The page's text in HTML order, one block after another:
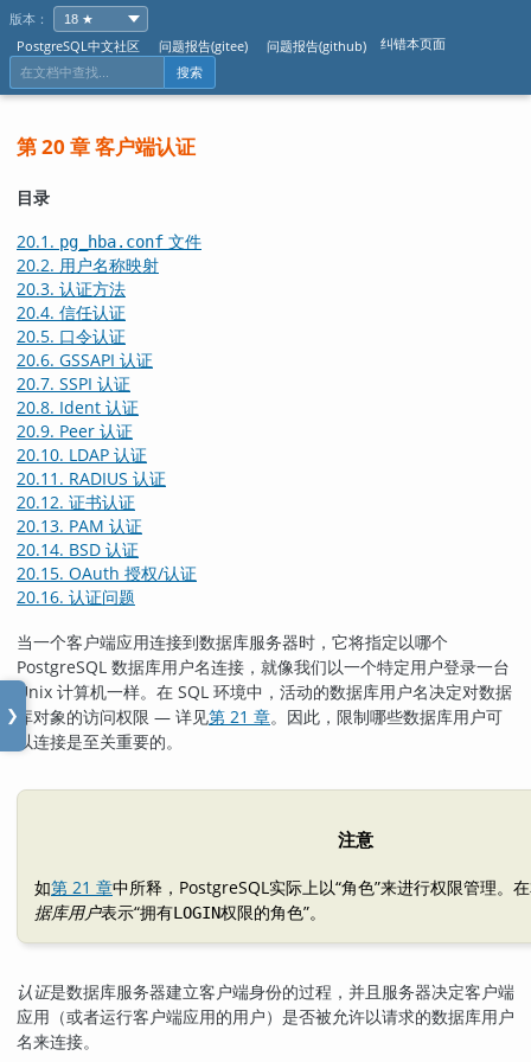
版本：
PostgreSQL中文社区
问题报告(gitee) 问题报告(github) 纠错本页面
搜索
❯
第 20 章 客户端认证
目录
20.1. pg_hba.conf 文件
20.2. 用户名称映射
20.3. 认证方法
20.4. 信任认证
20.5. 口令认证
20.6. GSSAPI 认证
20.7. SSPI 认证
20.8. Ident 认证
20.9. Peer 认证
20.10. LDAP 认证
20.11. RADIUS 认证
20.12. 证书认证
20.13. PAM 认证
20.14. BSD 认证
20.15. OAuth 授权/认证
20.16. 认证问题
当一个客户端应用连接到数据库服务器时，它将指定以哪个
PostgreSQL 数据库用户名连接，就像我们以一个特定用户登录一台
Unix 计算机一样。在 SQL 环境中，活动的数据库用户名决定对数据
库对象的访问权限 — 详见第 21 章。因此，限制哪些数据库用户可
以连接是至关重要的。
注意
如第 21 章中所释， PostgreSQL实际上以“角色”来进行权限管理。
据库用户表示“拥有LOGIN权限的角色”。
认证是数据库服务器建立客户端身份的过程，并且服务器决定客户端
应用（或者运行客户端应用的用户）是否被允许以请求的数据库用户
名来连接。